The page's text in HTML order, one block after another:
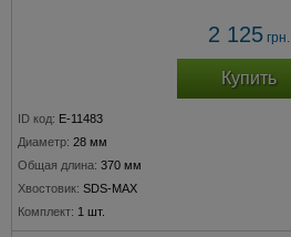
2 125 грн.
Купить
ID код: E-11483
Диаметр: 28 мм
Общая длина: 370 мм
Хвостовик: SDS-MAX
Комплект: 1 шт.